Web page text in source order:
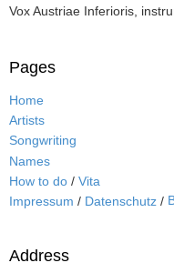
Vox Austriae Inferioris,
Pages
Home
Artists
Songwriting
Names
How to do / Vita
Impressum / Datenschutz /
Address